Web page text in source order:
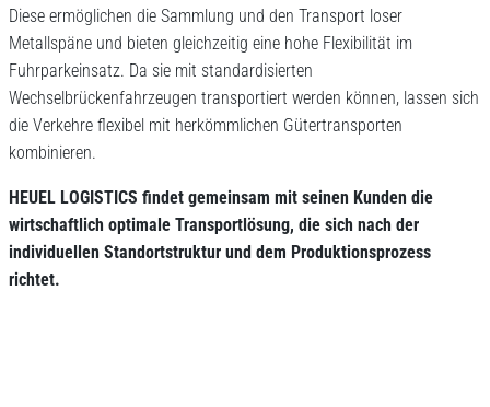
Diese ermöglichen die Sammlung und den Transport loser
Metallspäne und bieten gleichzeitig eine hohe Flexibilität im
Fuhrparkeinsatz. Da sie mit standardisierten
Wechselbrückenfahrzeugen transportiert werden können, lassen sich
die Verkehre flexibel mit herkömmlichen Gütertransporten
kombinieren.
HEUEL LOGISTICS findet gemeinsam mit seinen Kunden die
wirtschaftlich optimale Transportlösung, die sich nach der
individuellen Standortstruktur und dem Produktionsprozess
richtet.